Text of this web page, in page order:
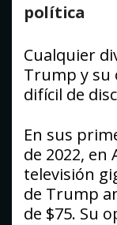
política
Cualquier
Trump y su
difícil de
En sus
de 2022, en
televisión
de Trump
de $75. Su